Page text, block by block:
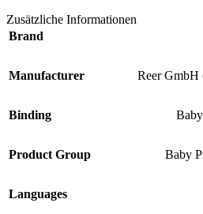
Zusätzliche Informationen
Brand
Manufacturer Reer GmbH
Binding
Product Group Baby
Languages